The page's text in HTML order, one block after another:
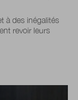
à des inégalités
revoir leurs